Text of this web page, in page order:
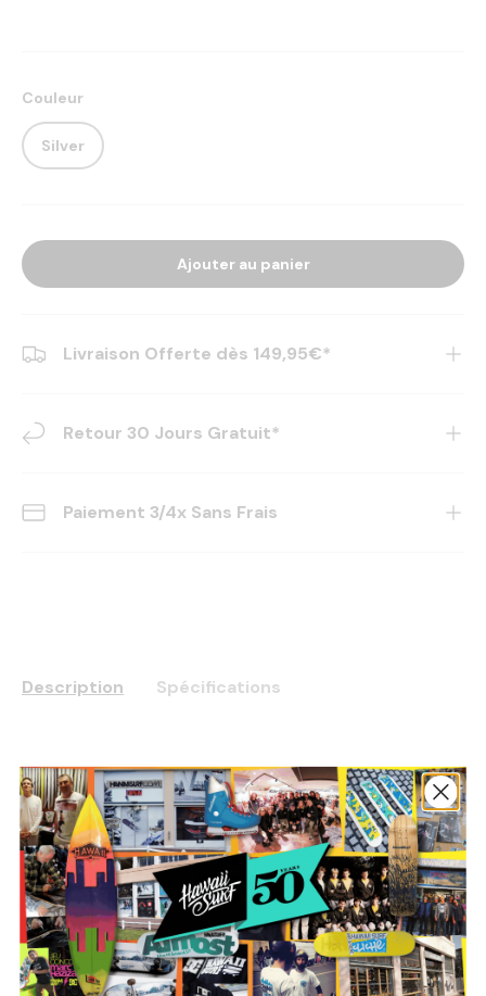
Couleur
Silver
Ajouter au panier
Livraison Offerte dès 149,95€*
Retour 30 Jours Gratuit*
Paiement 3/4x Sans Frais
Description Spécifications
Paiement Sécurisé
Vos informations de paiement sont traitées en
toute sécurité. Nous ne stockons pas les détails
de votre carte de crédit et n'avons pas accès aux